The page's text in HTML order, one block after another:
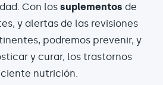
Con los suplementos de
y alertas de las revisiones
podremos prevenir, y
y curar, los trastornos
nutrición.